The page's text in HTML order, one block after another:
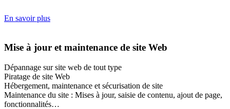
En savoir plus
Mise à jour et maintenance de site Web
Dépannage sur site web de tout type
Piratage de site Web
Hébergement, maintenance et sécurisation de site
Maintenance du site : Mises à jour, saisie de contenu, ajout de page,
fonctionnalités…